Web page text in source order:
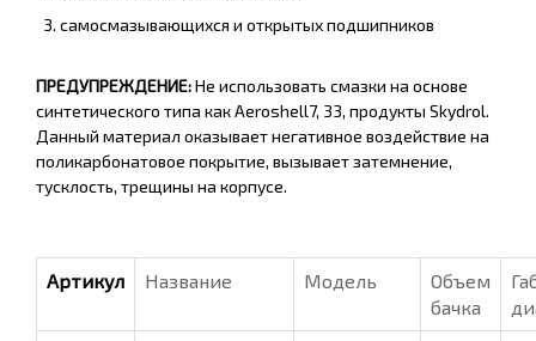
самосмазывающихся и открытых подшипников
ПРЕДУПРЕЖДЕНИЕ:Не использовать смазки на основе
синтетического типа как Aeroshell7, 33, продукты Skydrol.
Данный материал оказывает негативное воздействие на
поликарбонатовое покрытие, вызывает затемнение,
тусклость, трещины на корпусе.
Артикул Название Модель
Объем
бачка